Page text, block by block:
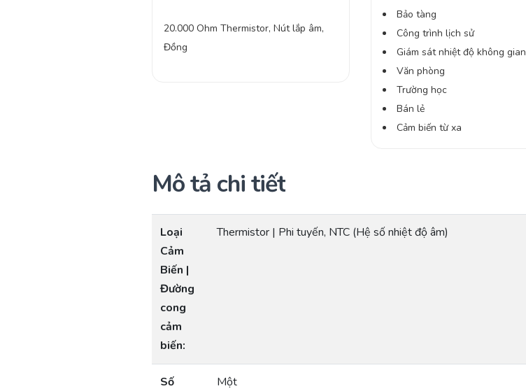
20.000 Ohm Thermistor, Nút lắp âm,
Đồng
Bảo tàng
Công trình lịch sử
Giám sát nhiệt độ không gian
Văn phòng
Trường học
Bán lẻ
Cảm biến từ xa
Mô tả chi tiết
Loại
Cảm
Biến |
Đường
cong
cảm
biến:
Thermistor | Phi tuyến, NTC (Hệ số nhiệt độ âm)
Số
Một